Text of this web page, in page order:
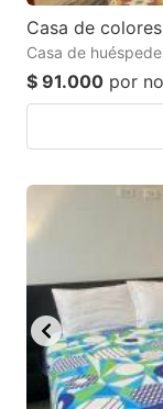
for
dates.
Casa de colores
Casa de
$ 91.000 por